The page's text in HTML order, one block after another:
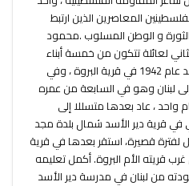
المعاصرين الذين ارتبط
و الوطن المسلوب .محمود
لعائلة تتكون من خمسة أبناء
وثلاث بنات ، ولد عام 1942 في قرية البروة ، وفي
لجأ إلى لبنان وهو في السابعة من عمره
، عاد بعدها متسللا إلى
قرية دير الأسد شمال بلدة مجد
لفترة قصيرة، استقر بعدها في قرية
قريته الأم البروة. أكمل تعليمه
من لبنان في مدرسة دير الأسد